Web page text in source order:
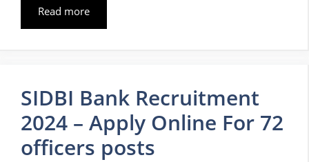
Read more
SIDBI Bank Recruitment
2024 – Apply Online For 72
officers posts